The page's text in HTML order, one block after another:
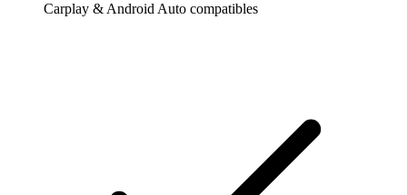
Carplay & Android Auto compatibles